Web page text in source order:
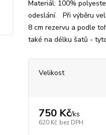
Materiál: 100%
odeslání. Při výběru
8 cm rezervu a podle
také na délku šatů -
Velikost
750 Kč/ks
620 Kč bez DPH